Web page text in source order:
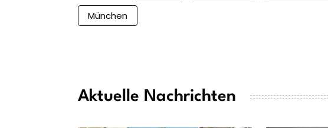
München
Aktuelle Nachrichten